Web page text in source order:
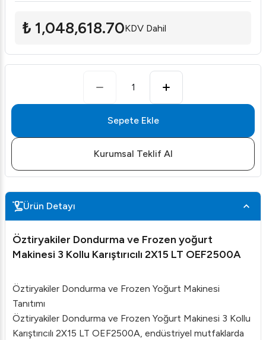
₺ 1,048,618.70KDV Dahil
1
Sepete Ekle
Kurumsal Teklif Al
Ürün Detayı
Öztiryakiler Dondurma ve Frozen yoğurt
Makinesi 3 Kollu Karıştırıcılı 2X15 LT OEF2500A
Öztiryakiler Dondurma ve Frozen Yoğurt Makinesi
Tanıtımı
Öztiryakiler Dondurma ve Frozen Yoğurt Makinesi 3 Kollu
Karıştırıcılı 2X15 LT OEF2500A, endüstriyel mutfaklarda